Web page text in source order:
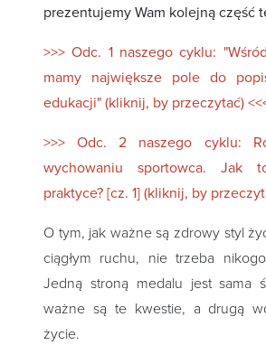
prezentujemy Wam kolejną część
>>> Odc. 1 naszego cyklu:
mamy największe pole do
edukacji" (kliknij, by przeczytać)
>>> Odc. 2 naszego cyklu:
wychowaniu sportowca. Jak
praktyce? [cz. 1] (kliknij, by
O tym, jak ważne są zdrowy styl
ciągłym ruchu, nie trzeba
Jedną stroną medalu jest sama
ważne są te kwestie, a drugą
życie.